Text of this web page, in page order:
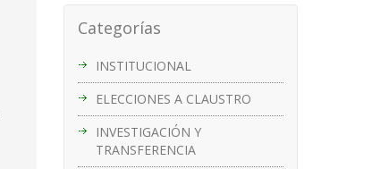
Categorías
INSTITUCIONAL
ELECCIONES A CLAUSTRO
INVESTIGACIÓN Y
TRANSFERENCIA